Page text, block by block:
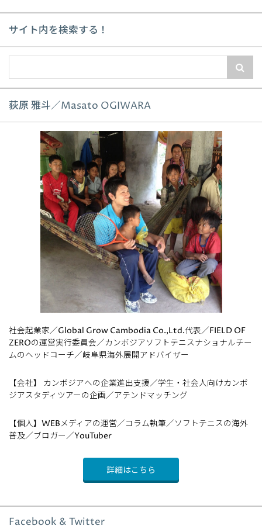
サイト内を検索する！
荻原 雅斗／Masato OGIWARA
社会起業家／Global Grow Cambodia Co.,Ltd.代表／FIELD OF
ZEROの運営実行委員会／カンボジアソフトテニスナショナルチー
ムのヘッドコーチ／岐阜県海外展開アドバイザー
【会社】 カンボジアへの企業進出支援／学生・社会人向けカンボ
ジアスタディツアーの企画／アテンドマッチング
【個人】WEBメディアの運営／コラム執筆／ソフトテニスの海外
普及／ブロガー／YouTuber
詳細はこちら
Facebook & Twitter